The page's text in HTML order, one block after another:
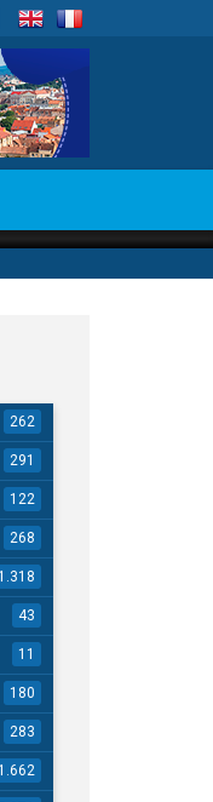
262
291
122
268
1.318
43
11
180
283
1.662